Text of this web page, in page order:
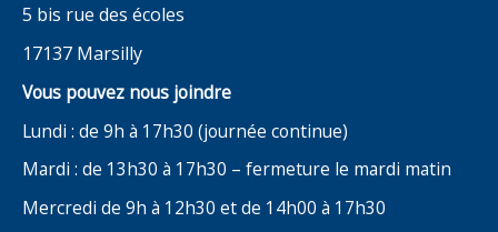
5 bis rue des écoles
17137 Marsilly
Vous pouvez nous joindre
Lundi : de 9h à 17h30 (journée continue)
Mardi : de 13h30 à 17h30 – fermeture le mardi matin
Mercredi de 9h à 12h30 et de 14h00 à 17h30